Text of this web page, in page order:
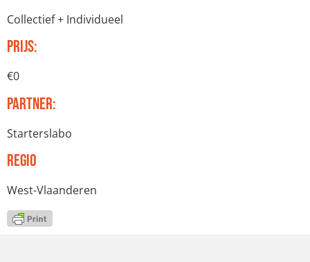
Collectief + Individueel
Prijs:
€0
Partner:
Starterslabo
Regio
West-Vlaanderen